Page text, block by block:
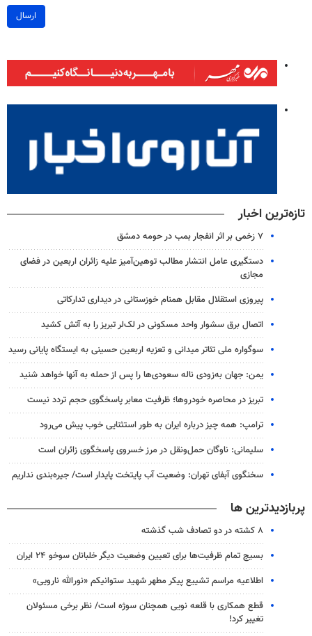
ارسال
تازه‌ترین اخبار
۷ زخمی بر اثر انفجار بمب در حومه دمشق
دستگیری عامل انتشار مطالب توهین‌آمیز علیه زائران اربعین در فضای
مجازی
پیروزی استقلال مقابل همنام خوزستانی در دیداری تدارکاتی
اتصال برق سشوار واحد مسکونی در لک‌لر تبریز را به آتش کشید
سوگواره ملی تئاتر میدانی و تعزیه اربعین حسینی به ایستگاه پایانی رسید
یمن: جهان به‌زودی ناله سعودی‌ها را پس از حمله به آنها خواهد شنید
تبریز در محاصره خودروها؛ ظرفیت معابر پاسخگوی حجم تردد نیست
ترامپ: همه چیز درباره ایران به طور استثنایی خوب پیش می‌رود
سلیمانی: ناوگان حمل‌ونقل در مرز خسروی پاسخگوی زائران است
سخنگوی آبفای تهران: وضعیت آب پایتخت پایدار است/ جیره‌بندی نداریم
پربازدیدترین ها
۸ کشته در دو تصادف شب گذشته
بسیج تمام ظرفیت‌ها برای تعیین وضعیت دیگر خلبانان سوخو ۲۴ ایران
اطلاعیه مراسم تشییع پیکر مطهر شهید ستوانیکم «نورالله نارویی»
قطع همکاری با قلعه نویی همچنان سوژه است/ نظر برخی مسئولان
تغییر کرد!